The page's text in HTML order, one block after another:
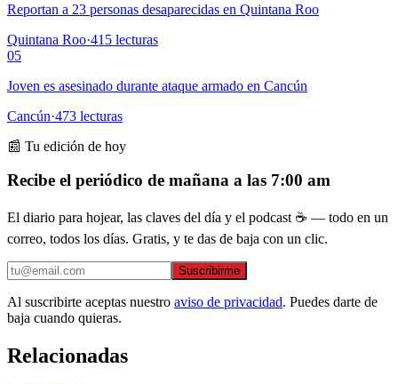
Reportan a 23 personas desaparecidas en Quintana Roo
Quintana Roo·415 lecturas
05
Joven es asesinado durante ataque armado en Cancún
Cancún·473 lecturas
📰 Tu edición de hoy
Recibe el periódico de mañana a las 7:00 am
El diario para hojear, las claves del día y el podcast ☕ — todo en un
correo, todos los días. Gratis, y te das de baja con un clic.
Suscribirme
Al suscribirte aceptas nuestro aviso de privacidad. Puedes darte de
baja cuando quieras.
Relacionadas